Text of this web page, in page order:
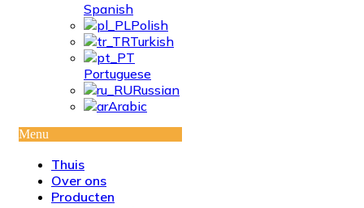
Spanish
Polish
Turkish
Portuguese
Russian
Arabic
Menu
Thuis
Over ons
Producten